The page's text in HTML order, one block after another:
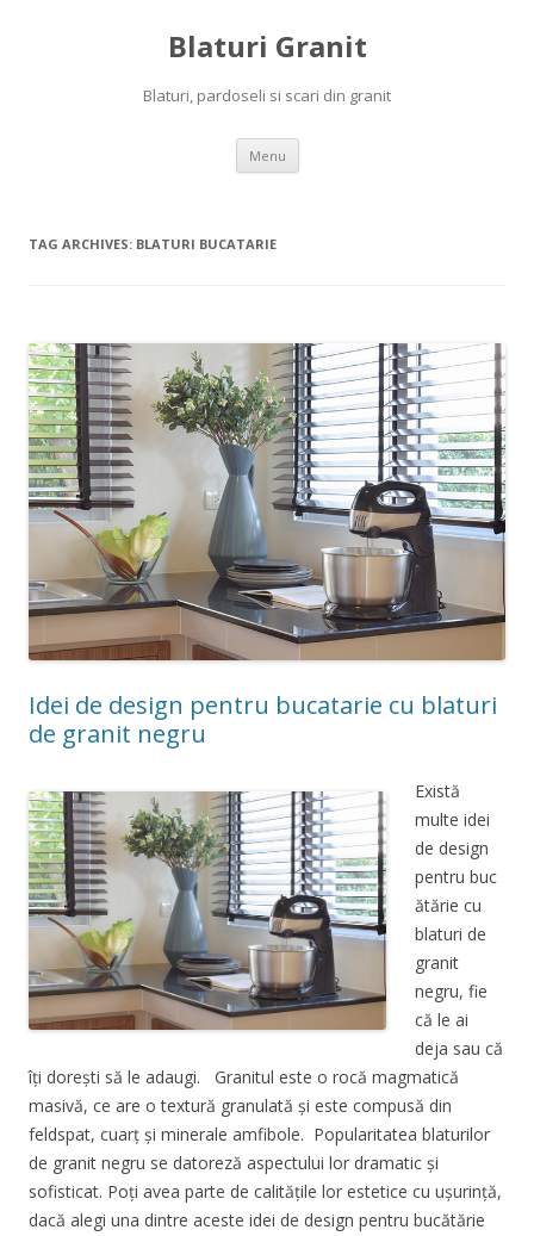
Blaturi Granit
Blaturi, pardoseli si scari din granit
Menu Skip to content
TAG ARCHIVES: BLATURI BUCATARIE
Idei de design pentru bucatarie cu blaturi
de granit negru
Există
multe idei
de design
pentru buc
ătărie cu
blaturi de
granit
negru, fie
că le ai
deja sau că
îți dorești să le adaugi. Granitul este o rocă magmatică
masivă, ce are o textură granulată și este compusă din
feldspat, cuarț și minerale amfibole. Popularitatea blaturilor
de granit negru se datoreză aspectului lor dramatic și
sofisticat. Poți avea parte de calitățile lor estetice cu ușurință,
dacă alegi una dintre aceste idei de design pentru bucătărie